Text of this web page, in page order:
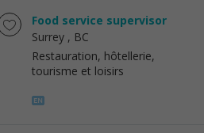
Food service supervisor
Surrey , BC
Restauration, hôtellerie,
tourisme et loisirs